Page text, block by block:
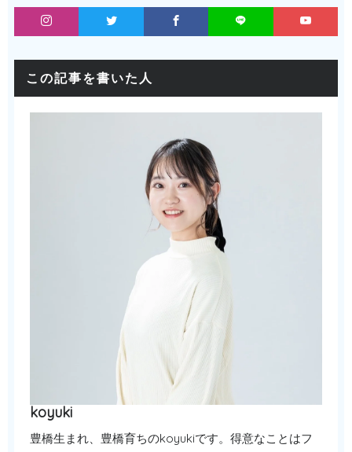
この記事を書いた人
koyuki
豊橋生まれ、豊橋育ちのkoyukiです。得意なことはフ